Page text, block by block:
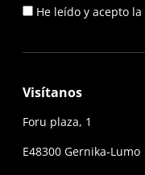
He leído y acepto la
Visítanos
Foru plaza, 1
E48300 Gernika-Lumo